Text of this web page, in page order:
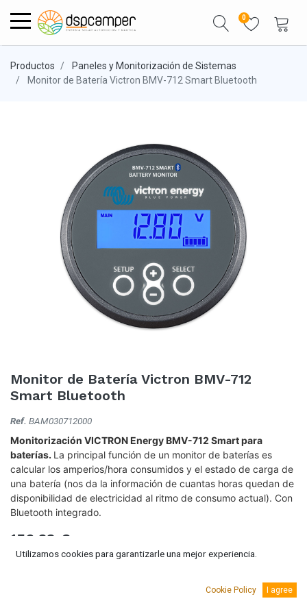
0
Productos
Paneles y Monitorización de Sistemas
Monitor de Batería Victron BMV-712 Smart Bluetooth
Monitor de Batería Victron BMV-712
Smart Bluetooth
Ref. BAM030712000
Monitorización VICTRON Energy BMV-712 Smart para
baterías. La principal función de un monitor de baterías es
calcular los amperios/hora consumidos y el estado de carga de
una batería (nos da la información de cuantas horas quedan de
disponibilidad de electricidad al ritmo de consumo actual). Con
Bluetooth integrado.
156,33 €
Utilizamos cookies para garantizarle una mejor experiencia.
Cookie Policy I agree